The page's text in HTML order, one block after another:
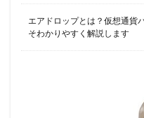
エアドロップとは？仮想通貨
そわかりやすく解説します